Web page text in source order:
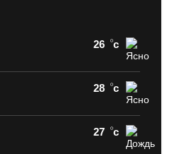
26 c
28 c
27 c